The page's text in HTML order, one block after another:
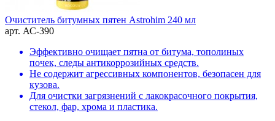
Очиститель битумных пятен Astrohim 240 мл
арт. АС-390
Эффективно очищает пятна от битума, тополиных
почек, следы антикоррозийных средств.
Не содержит агрессивных компонентов, безопасен для
кузова.
Для очистки загрязнений с лакокрасочного покрытия,
стекол, фар, хрома и пластика.